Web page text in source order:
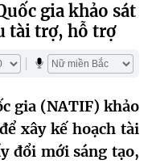
gia khảo sát
tài trợ, hỗ trợ
gia (NATIF) khảo
xây kế hoạch tài
đổi mới sáng tạo,